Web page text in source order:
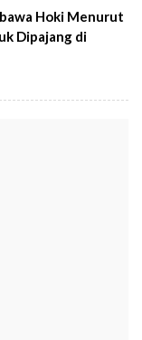
Hoki Menurut
Dipajang di